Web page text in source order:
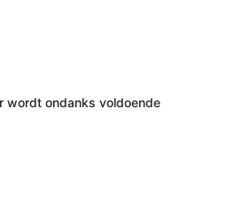
wordt ondanks voldoende